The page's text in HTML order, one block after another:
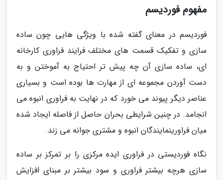
مفهوم فوردیسم
فوردیسم در معنای گفته شده با ویژگی هایی چون ساده
سازی و تفکیک قسمت های مختلف فرایند فراوری کارخانه
ای، ساده سازی آن چه پیش تر احتیاج به آموختن و به
دست آوردن مجموعه ای از مهارت ها بوده است و بسیاری
عناصر دیگر پیوند می خورد که در نهایت به فراوری انبوه می
انجامد. در چنین شرایطی بحران حاصل از فاصله ایجاد شده
میان فراورینمایندگان انبوه و مشتری جوانه می زند.
نگاه فوردیستی در فراوری ایده مرکزی را بر تمرکز بر ساده
سازی هرچه بیشتر فراوری و سود بیشتر بر مبنای افزایش